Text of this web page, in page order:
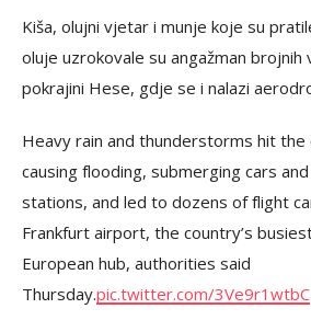
Kiša, olujni vjetar i munje koje su
oluje uzrokovale su angažman brojnih
pokrajini Hese, gdje se i nalazi
Heavy rain and thunderstorms hit the
causing flooding, submerging cars
stations, and led to dozens of flight
Frankfurt airport, the country’s
European hub, authorities said
Thursday.pic.twitter.com/3Ve9r1wtbC